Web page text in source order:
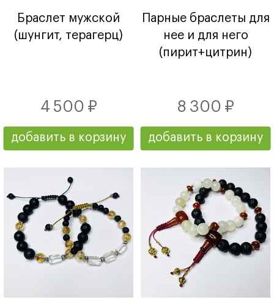
Браслет мужской
(шунгит, терагерц)
4 500 ₽
добавить в корзину
Парные браслеты для
нее и для него
(пирит+цитрин)
8 300 ₽
добавить в корзину